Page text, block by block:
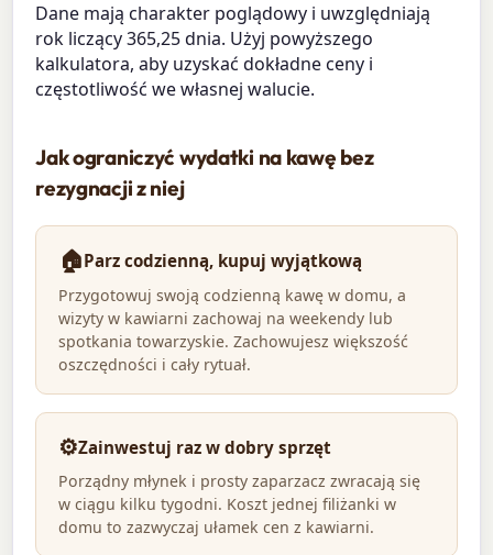
Dane mają charakter poglądowy i uwzględniają
rok liczący 365,25 dnia. Użyj powyższego
kalkulatora, aby uzyskać dokładne ceny i
częstotliwość we własnej walucie.
Jak ograniczyć wydatki na kawę bez
rezygnacji z niej
🏠Parz codzienną, kupuj wyjątkową
Przygotowuj swoją codzienną kawę w domu, a
wizyty w kawiarni zachowaj na weekendy lub
spotkania towarzyskie. Zachowujesz większość
oszczędności i cały rytuał.
⚙️Zainwestuj raz w dobry sprzęt
Porządny młynek i prosty zaparzacz zwracają się
w ciągu kilku tygodni. Koszt jednej filiżanki w
domu to zazwyczaj ułamek cen z kawiarni.